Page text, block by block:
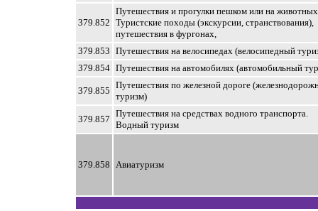
379.852
Путешествия и прогулки пешком или на
Туристские походы (экскурсии, странствования),
путешествия в фургонах,
379.853 Путешествия на велосипедах (велосипедный
379.854 Путешествия на автомобилях (автомобильный
379.855
Путешествия по железной дороге
туризм)
379.857
Путешествия на средствах водного транспорта.
Водный туризм
379.858 Авиатуризм